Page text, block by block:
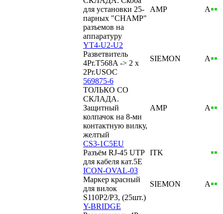
для установки 25-
парных "CHAMP"
разъемов на
аппаратуру
AMP А
YT4-U2-U2
Разветвитель
4Pr.T568A -> 2 x
2Pr.USOC
SIEMON А
569875-6
ТОЛЬКО СО
СКЛАДА.
Защитный
колпачок на 8-ми
контактную вилку,
желтый
AMP А
CS3-1C5EU
Разъём RJ-45 UTP
для кабеля кат.5Е
ITK
ICON-OVAL-03
Маркер красный
для вилок
S110P2/P3, (25шт.)
SIEMON А
Y-BRIDGE